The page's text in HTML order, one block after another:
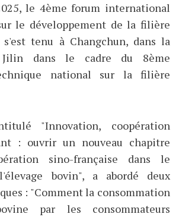
le 4ème forum international
le développement de la filière
tenu à Changchun, dans la
dans le cadre du 8ème
national sur la filière
"Innovation, coopération
: ouvrir un nouveau chapitre
sino-française dans le
bovin", a abordé deux
: "Comment la consommation
par les consommateurs